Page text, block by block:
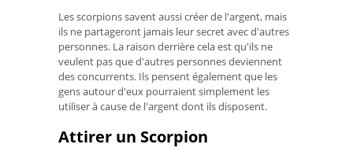
Les scorpions savent aussi créer de l'argent, mais
ils ne partageront jamais leur secret avec d'autres
personnes. La raison derrière cela est qu'ils ne
veulent pas que d'autres personnes deviennent
des concurrents. Ils pensent également que les
gens autour d'eux pourraient simplement les
utiliser à cause de l'argent dont ils disposent.
Attirer un Scorpion